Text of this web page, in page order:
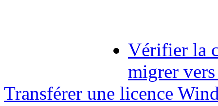
Vérifier la
migrer
Transférer une licence